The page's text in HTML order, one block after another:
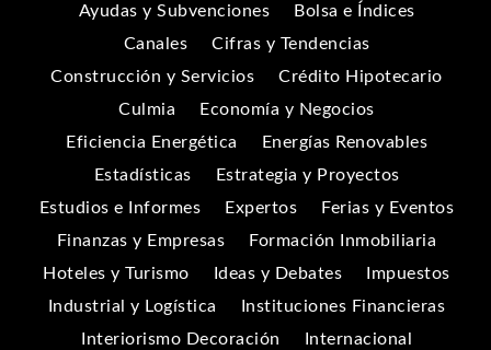
Ayudas y Subvenciones
Bolsa e Índices
Canales
Cifras y Tendencias
Construcción y Servicios
Crédito Hipotecario
Culmia
Economía y Negocios
Eficiencia Energética
Energías Renovables
Estadísticas
Estrategia y Proyectos
Estudios e Informes
Expertos
Ferias y Eventos
Finanzas y Empresas
Formación Inmobiliaria
Hoteles y Turismo
Ideas y Debates
Impuestos
Industrial y Logística
Instituciones Financieras
Interiorismo Decoración
Internacional